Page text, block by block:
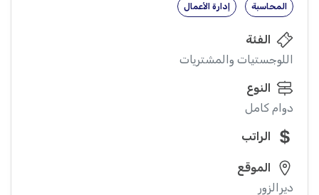
المحاسبة إدارة الأعمال
الفئة
اللوجستيات والمشتريات
النوع
دوام كامل
الراتب
الموقع
ديرالزور